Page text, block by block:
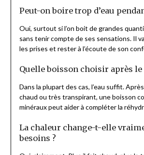
Peut-on boire trop d’eau
Oui, surtout si l’on boit de grandes
sans tenir compte de ses sensations. Il
les prises et rester à l’écoute de son
Quelle boisson choisir après le
Dans la plupart des cas, l’eau suffit.
chaud ou très transpirant, une boisson
minéraux peut aider à compléter la
La chaleur change-t-elle
besoins ?